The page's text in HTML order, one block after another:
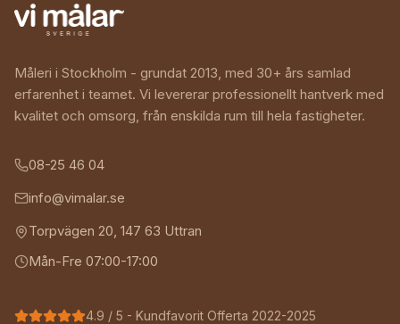
Måleri i Stockholm - grundat 2013, med 30+ års samlad
erfarenhet i teamet. Vi levererar professionellt hantverk med
kvalitet och omsorg, från enskilda rum till hela fastigheter.
08-25 46 04
info@vimalar.se
Torpvägen 20, 147 63 Uttran
Mån-Fre 07:00-17:00
4.9 / 5 - Kundfavorit Offerta 2022-2025